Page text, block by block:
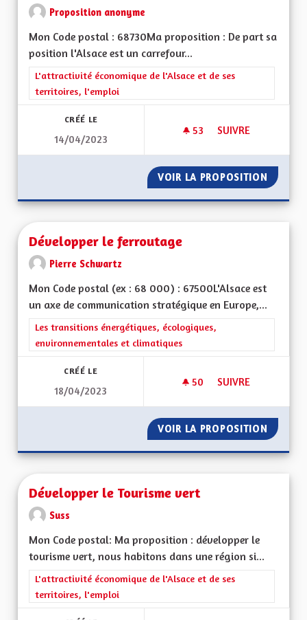
Proposition anonyme
Mon Code postal : 68730Ma proposition : De part sa
position l'Alsace est un carrefour...
Filtrer les résultats de la catégorie : L'attractivité
L'attractivité économique de l'Alsace et de ses
territoires, l'emploi
CRÉÉ LE
14/04/2023
53 53 ABONNÉS
SUIVRE
VOIR LA PROPOSITION
Développer le ferroutage
Pierre Schwartz
Mon Code postal (ex : 68 000) : 67500L'Alsace est
un axe de communication stratégique en Europe,...
Filtrer les résultats de la catégorie : Les transitions
Les transitions énergétiques, écologiques,
environnementales et climatiques
CRÉÉ LE
18/04/2023
50 50 ABONNÉS
SUIVRE
VOIR LA PROPOSITION
Développer le Tourisme vert
Suss
Mon Code postal: Ma proposition : développer le
tourisme vert, nous habitons dans une région si...
Filtrer les résultats de la catégorie : L'attractivité
L'attractivité économique de l'Alsace et de ses
territoires, l'emploi